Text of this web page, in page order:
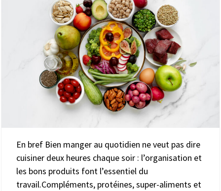
En bref Bien manger au quotidien ne veut pas dire
cuisiner deux heures chaque soir : l’organisation et
les bons produits font l’essentiel du
travail.Compléments, protéines, super-aliments et